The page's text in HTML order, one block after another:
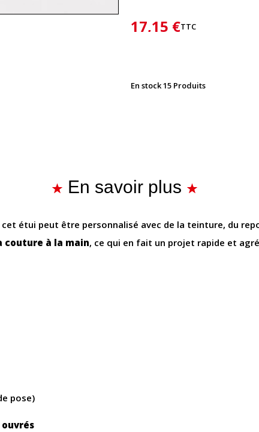
17,15 €TTC
En stock15 Produits
En savoir plus
cet étui peut être personnalisé avec de la teinture, du
couture à la main, ce qui en fait un projet rapide et
pose)